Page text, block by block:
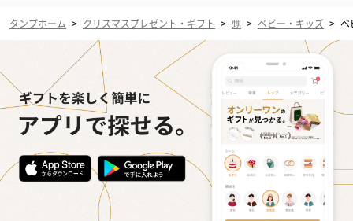
タンプホーム > クリスマスプレゼント・ギフト > 甥 > ベビー・キッズ > ベ